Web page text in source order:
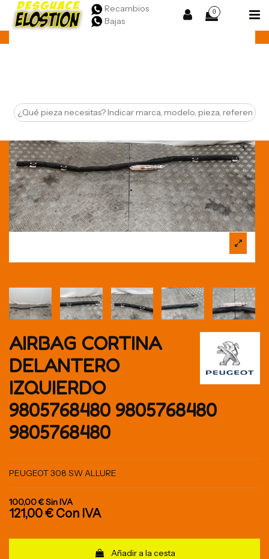
Recambios
Bajas
0
AIRBAG CORTINA
DELANTERO
IZQUIERDO
9805768480 9805768480
9805768480
PEUGEOT 308 SW ALLURE
100,00 €Sin IVA
121,00 € Con IVA
Añadir a la cesta